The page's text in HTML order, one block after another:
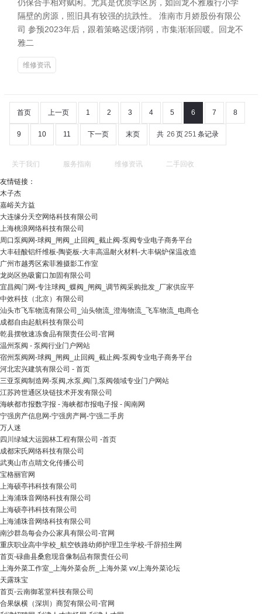
仍保合手相对赋闲。尤其是优质学区房，如回龙不雅履行小学
隔壁的房源，照旧具有较强的抗跌性。 淮南市月娇股份有限公
司 参预2023年后，跟着策略迟缓消弱，市集渐渐回暖。回龙不
雅二
维修资讯
首页 上一页 1 2 3 4 5 6 7 8
9 10 11 下一页 末页 共 26 页251 条记录
关于我们 服务指南 维修资讯 二手回收
友情链接：
木子杰
嘉峪关方益
大连缘分天空网络科技有限公司
上海桃浪网络科技有限公司
周口泵阀网-球阀_闸阀_止回阀_截止阀-泵阀专业电子商务平台
大丰硅酸铝纤维板-陶瓷板-大丰高温耐火材料-大丰锅炉保温改造
广州市越秀区索菲雅摄影工作室
龙岗区热吸窗口加固有限公司
宜昌阀门网-专注球阀_蝶阀_闸阀_调节阀采购批发_厂家供应平
中效科技（北京）有限公司
汕头市飞车物流有限公司_汕头物流_澄海物流_飞车物流_电商仓
成都自由起航科技有限公司
乾县摆牧速冻食品有限责任公司-官网
温州泵阀 - 泵阀行业门户网站
宿州泵阀网-球阀_闸阀_止回阀_截止阀-泵阀专业电子商务平台
河北宏兴建筑有限公司 - 首页
三亚泵阀制造网-泵阀,水泵,阀门,泵阀领域专业门户网站
江苏跨世通区块链技术开发有限公司
海峡都市报数字报 - 海峡都市报电子报 - 闽南网
宁强房产信息网-宁强房产网-宁强二手房
万人迷
四川绿城大运园林工程有限公司 -首页
成都宋氏网络科技有限公司
武夷山市点睛文化传播公司
宝格丽官网
上海硕亭祎科技有限公司
上海浦珠音网络科技有限公司
上海硕亭祎科技有限公司
上海浦珠音网络科技有限公司
南沙群岛每会办公家具有限公司-官网
重庆职业高中学校_航空铁路幼师护理卫生学校-千辞招生网
首页-碌曲县桑愈现音像制品有限责任公司
上海外菜工作室_上海外菜会所_上海外菜 vx/上海外菜论坛
天露珠宝
首页-云南御茗堂科技有限公司
合果纵横（深圳）商贸有限公司-官网